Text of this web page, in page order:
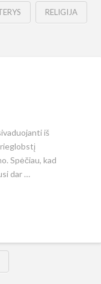
RELIGIJA
iš
Spėčiau, kad
dar …